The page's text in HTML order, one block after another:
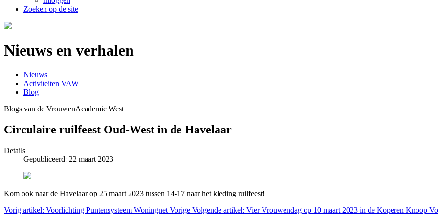
Zoeken op de site
Nieuws en verhalen
Nieuws
Activiteiten VAW
Blog
Blogs van de VrouwenAcademie West
Circulaire ruilfeest Oud-West in de Havelaar
Details
Gepubliceerd: 22 maart 2023
Kom ook naar de Havelaar op 25 maart 2023 tussen 14-17 naar het kleding ruilfeest!
Vorig artikel: Voorlichting Puntensysteem Woningnet Vorige Volgende artikel: Vier Vrouwendag op 10 maart 2023 in de Koperen Knoop